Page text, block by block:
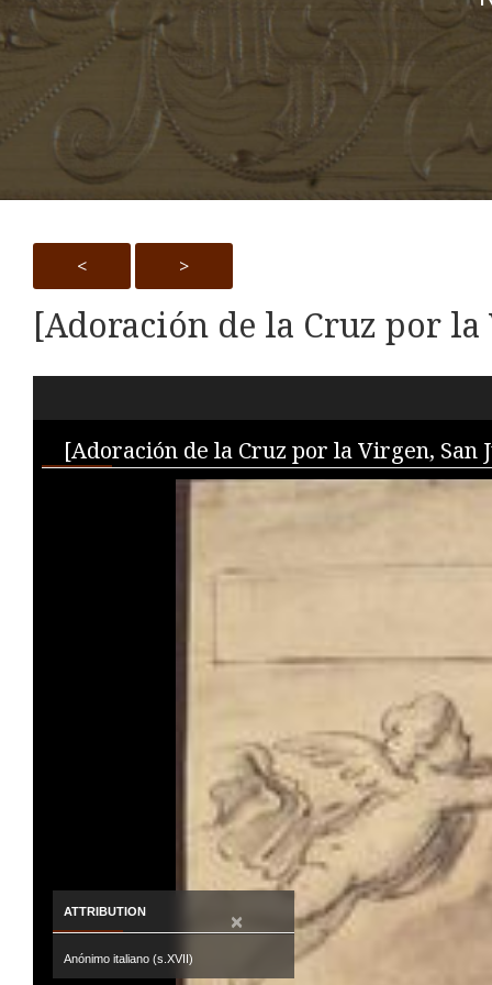
< >
[Adoración de la Cruz por la
Media Viewer
ATTRIBUTION ×
Anónimo italiano (s.XVII)